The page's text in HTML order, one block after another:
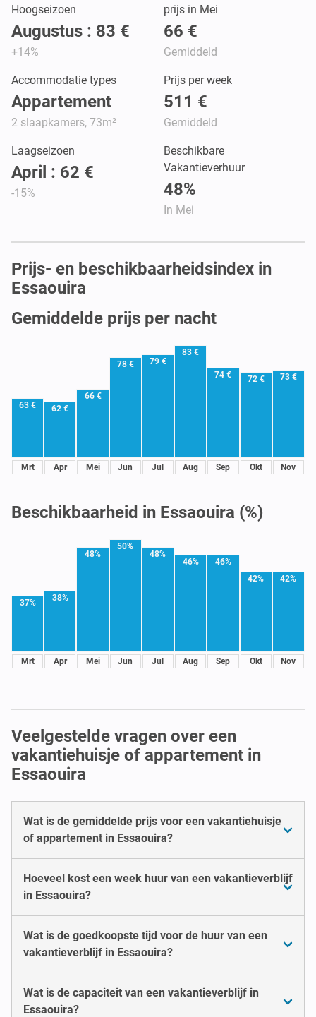
Hoogseizoen
Augustus : 83 €
+14%
prijs in Mei
66 €
Gemiddeld
Accommodatie types
Appartement
2 slaapkamers, 73m²
Prijs per week
511 €
Gemiddeld
Laagseizoen
April : 62 €
-15%
Beschikbare
Vakantieverhuur
48%
In Mei
Prijs- en beschikbaarheidsindex in
Essaouira
Gemiddelde prijs per nacht
63 €
Mrt
62 €
Apr
66 €
Mei
78 €
Jun
79 €
Jul
83 €
Aug
74 €
Sep
72 €
Okt
73 €
Nov
Beschikbaarheid in Essaouira (%)
37%
Mrt
38%
Apr
48%
Mei
50%
Jun
48%
Jul
46%
Aug
46%
Sep
42%
Okt
42%
Nov
Veelgestelde vragen over een
vakantiehuisje of appartement in
Essaouira
Wat is de gemiddelde prijs voor een vakantiehuisje
of appartement in Essaouira?
Hoeveel kost een week huur van een vakantieverblijf
in Essaouira?
Wat is de goedkoopste tijd voor de huur van een
vakantieverblijf in Essaouira?
Wat is de capaciteit van een vakantieverblijf in
Essaouira?